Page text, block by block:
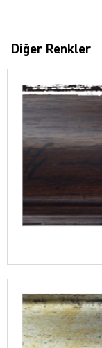
Diğer Renkler